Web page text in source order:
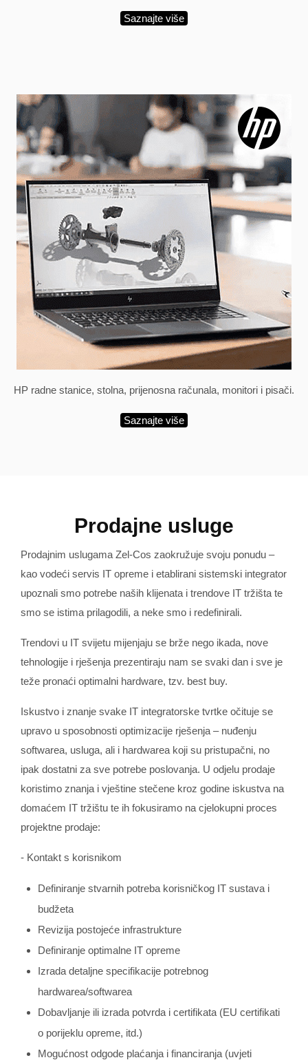
Saznajte više
HP radne stanice, stolna, prijenosna računala, monitori i pisači.
Saznajte više
Prodajne usluge
Prodajnim uslugama Zel-Cos zaokružuje svoju ponudu –
kao vodeći servis IT opreme i etablirani sistemski integrator
upoznali smo potrebe naših klijenata i trendove IT tržišta te
smo se istima prilagodili, a neke smo i redefinirali.
Trendovi u IT svijetu mijenjaju se brže nego ikada, nove
tehnologije i rješenja prezentiraju nam se svaki dan i sve je
teže pronaći optimalni hardware, tzv. best buy.
Iskustvo i znanje svake IT integratorske tvrtke očituje se
upravo u sposobnosti optimizacije rješenja – nuđenju
softwarea, usluga, ali i hardwarea koji su pristupačni, no
ipak dostatni za sve potrebe poslovanja. U odjelu prodaje
koristimo znanja i vještine stečene kroz godine iskustva na
domaćem IT tržištu te ih fokusiramo na cjelokupni proces
projektne prodaje:
- Kontakt s korisnikom
Definiranje stvarnih potreba korisničkog IT sustava i
budžeta
Revizija postojeće infrastrukture
Definiranje optimalne IT opreme
Izrada detaljne specifikacije potrebnog
hardwarea/softwarea
Dobavljanje ili izrada potvrda i certifikata (EU certifikati
o porijeklu opreme, itd.)
Mogućnost odgode plaćanja i financiranja (uvjeti